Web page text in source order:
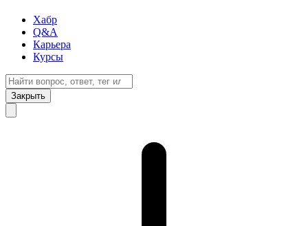
Хабр
Q&A
Карьера
Курсы
Закрыть